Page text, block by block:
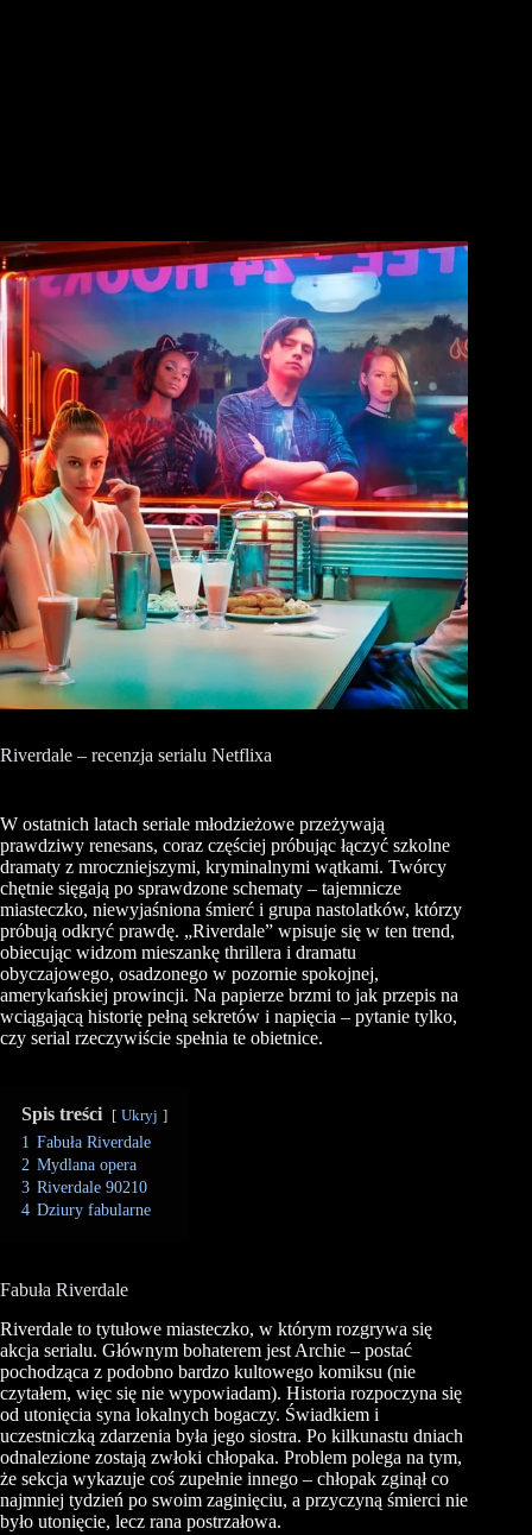
Riverdale – recenzja serialu Netflixa
W ostatnich latach seriale młodzieżowe przeżywają
prawdziwy renesans, coraz częściej próbując łączyć szkolne
dramaty z mroczniejszymi, kryminalnymi wątkami. Twórcy
chętnie sięgają po sprawdzone schematy – tajemnicze
miasteczko, niewyjaśniona śmierć i grupa nastolatków, którzy
próbują odkryć prawdę. „Riverdale” wpisuje się w ten trend,
obiecując widzom mieszankę thrillera i dramatu
obyczajowego, osadzonego w pozornie spokojnej,
amerykańskiej prowincji. Na papierze brzmi to jak przepis na
wciągającą historię pełną sekretów i napięcia – pytanie tylko,
czy serial rzeczywiście spełnia te obietnice.
Spis treści Ukryj
1 Fabuła Riverdale
2 Mydlana opera
3 Riverdale 90210
4 Dziury fabularne
Fabuła Riverdale
Riverdale to tytułowe miasteczko, w którym rozgrywa się
akcja serialu. Głównym bohaterem jest Archie – postać
pochodząca z podobno bardzo kultowego komiksu (nie
czytałem, więc się nie wypowiadam). Historia rozpoczyna się
od utonięcia syna lokalnych bogaczy. Świadkiem i
uczestniczką zdarzenia była jego siostra. Po kilkunastu dniach
odnalezione zostają zwłoki chłopaka. Problem polega na tym,
że sekcja wykazuje coś zupełnie innego – chłopak zginął co
najmniej tydzień po swoim zaginięciu, a przyczyną śmierci nie
było utonięcie, lecz rana postrzałowa.